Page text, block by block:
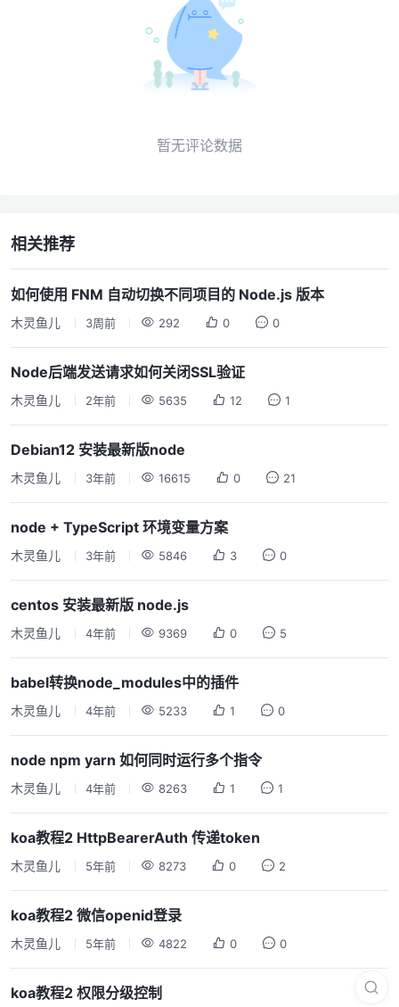
暂无评论数据
相关推荐
如何使用 FNM 自动切换不同项目的 Node.js 版本
木灵鱼儿 3周前 292 0 0
Node后端发送请求如何关闭SSL验证
木灵鱼儿 2年前 5635 12 1
Debian12 安装最新版node
木灵鱼儿 3年前 16615 0 21
node + TypeScript 环境变量方案
木灵鱼儿 3年前 5846 3 0
centos 安装最新版 node.js
木灵鱼儿 4年前 9369 0 5
babel转换node_modules中的插件
木灵鱼儿 4年前 5233 1 0
node npm yarn 如何同时运行多个指令
木灵鱼儿 4年前 8263 1 1
koa教程2 HttpBearerAuth 传递token
木灵鱼儿 5年前 8273 0 2
koa教程2 微信openid登录
木灵鱼儿 5年前 4822 0 0
koa教程2 权限分级控制